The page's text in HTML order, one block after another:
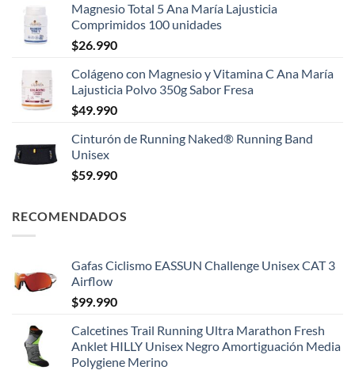
Magnesio Total 5 Ana María Lajusticia
Comprimidos 100 unidades
$26.990
Colágeno con Magnesio y Vitamina C Ana María
Lajusticia Polvo 350g Sabor Fresa
$49.990
Cinturón de Running Naked® Running Band
Unisex
$59.990
RECOMENDADOS
Gafas Ciclismo EASSUN Challenge Unisex CAT 3
Airflow
$99.990
Calcetines Trail Running Ultra Marathon Fresh
Anklet HILLY Unisex Negro Amortiguación Media
Polygiene Merino